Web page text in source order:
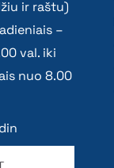
ir raštu)
–
val. iki
nuo 8.00